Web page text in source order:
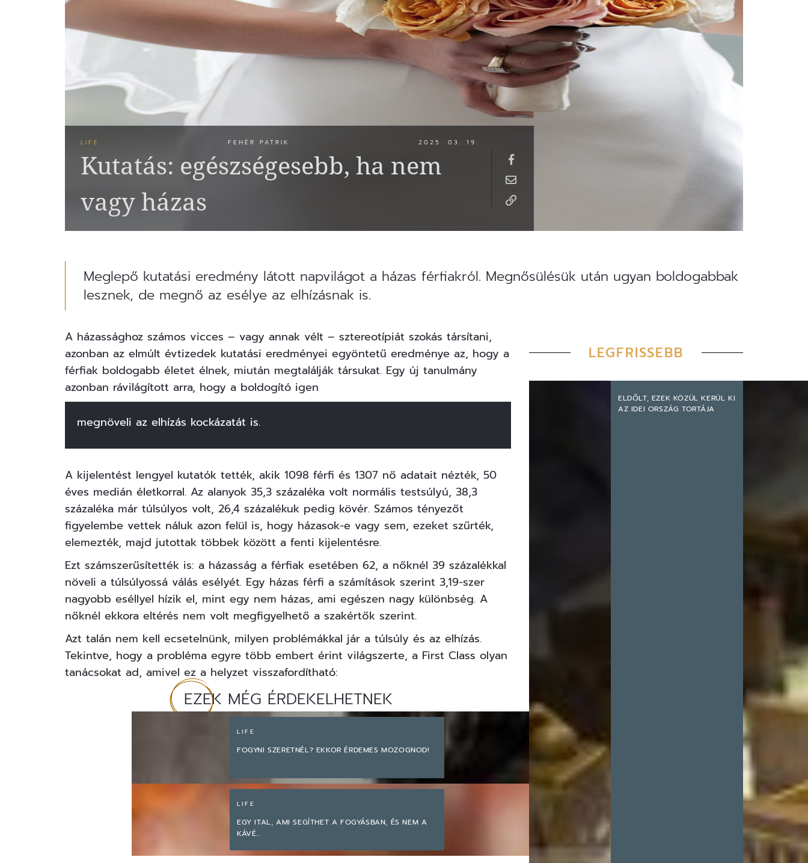
LIFE FEHÉR PATRIK 2025. 03. 19.
Kutatás: egészségesebb, ha nem
vagy házas
Meglepő kutatási eredmény látott napvilágot a házas férfiakról. Megnősülésük után ugyan boldogabbak
lesznek, de megnő az esélye az elhízásnak is.
A házassághoz számos vicces – vagy annak vélt – sztereotípiát szokás társítani,
azonban az elmúlt évtizedek kutatási eredményei egyöntetű eredménye az, hogy a
férfiak boldogabb életet élnek, miután megtalálják társukat. Egy új tanulmány
azonban rávilágított arra, hogy a boldogító igen
megnöveli az elhízás kockázatát is.
A kijelentést lengyel kutatók tették, akik 1098 férfi és 1307 nő adatait nézték, 50
éves medián életkorral. Az alanyok 35,3 százaléka volt normális testsúlyú, 38,3
százaléka már túlsúlyos volt, 26,4 százalékuk pedig kövér. Számos tényezőt
figyelembe vettek náluk azon felül is, hogy házasok-e vagy sem, ezeket szűrték,
elemezték, majd jutottak többek között a fenti kijelentésre.
Ezt számszerűsítették is: a házasság a férfiak esetében 62, a nőknél 39 százalékkal
növeli a túlsúlyossá válás esélyét. Egy házas férfi a számítások szerint 3,19-szer
nagyobb eséllyel hízik el, mint egy nem házas, ami egészen nagy különbség. A
nőknél ekkora eltérés nem volt megfigyelhető a szakértők szerint.
Azt talán nem kell ecsetelnünk, milyen problémákkal jár a túlsúly és az elhízás.
Tekintve, hogy a probléma egyre több embert érint világszerte, a First Class olyan
tanácsokat ad, amivel ez a helyzet visszafordítható:
EZEK MÉG ÉRDEKELHETNEK
LIFE
FOGYNI SZERETNÉL? EKKOR ÉRDEMES MOZOGNOD!
LIFE
EGY ITAL, AMI SEGÍTHET A FOGYÁSBAN, ÉS NEM A
KÁVÉ…
LEGFRISSEBB
ELDŐLT, EZEK KÖZÜL KERÜL KI
AZ IDEI ORSZÁG TORTÁJA